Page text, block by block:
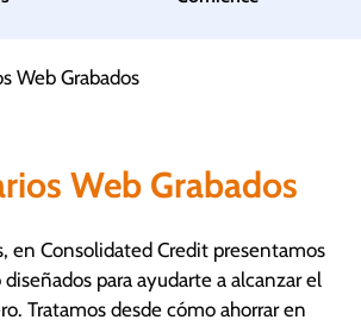
Web Grabados
Web Grabados
en Consolidated Credit presentamos
para ayudarte a alcanzar el
Tratamos desde cómo ahorrar en